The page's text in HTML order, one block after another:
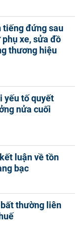
tiếng đứng sau
xe, sửa đồ
thương hiệu
yếu tố quyết
nửa cuối
luận về tồn
bạc
thường liên